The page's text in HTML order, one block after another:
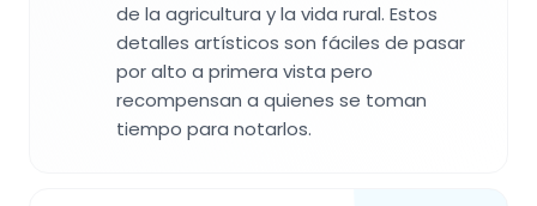
de la agricultura y la vida rural. Estos
detalles artísticos son fáciles de pasar
por alto a primera vista pero
recompensan a quienes se toman
tiempo para notarlos.